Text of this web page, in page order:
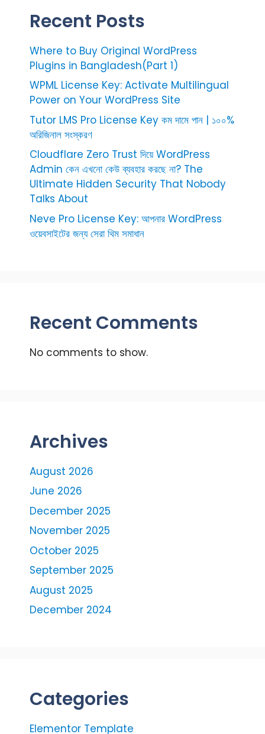
Recent Posts
Where to Buy Original WordPress
Plugins in Bangladesh(Part 1)
WPML License Key: Activate Multilingual
Power on Your WordPress Site
Tutor LMS Pro License Key কম দামে পান | ১০০%
অরিজিনাল সংস্করণ
Cloudflare Zero Trust দিয়ে WordPress
Admin কেন এখনো কেউ ব্যবহার করছে না? The
Ultimate Hidden Security That Nobody
Talks About
Neve Pro License Key: আপনার WordPress
ওয়েবসাইটের জন্য সেরা থিম সমাধান
Recent Comments
No comments to show.
Archives
August 2026
June 2026
December 2025
November 2025
October 2025
September 2025
August 2025
December 2024
Categories
Elementor Template